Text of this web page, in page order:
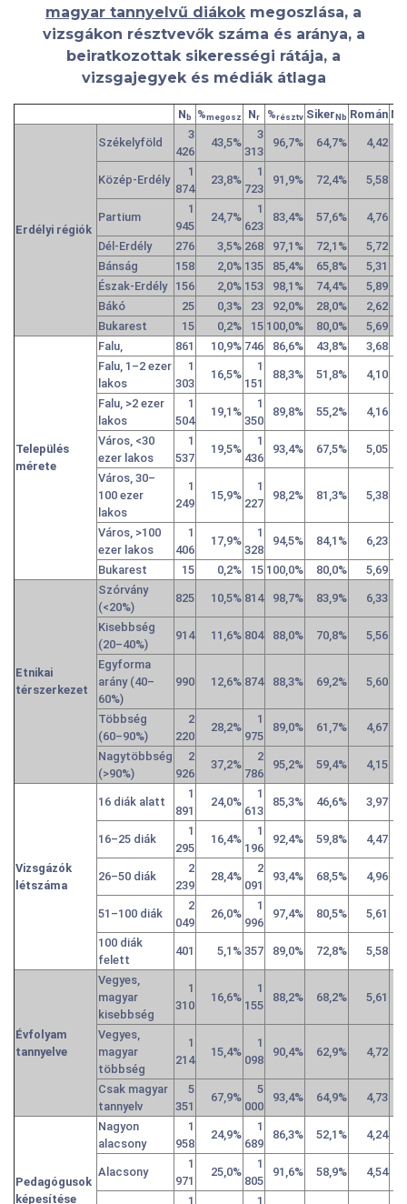
magyar tannyelvű diákok megoszlása, a
vizsgákon résztvevők száma és aránya, a
beiratkozottak sikerességi rátája, a
vizsgajegyek és médiák átlaga
Nb %megosz Nr %résztv SikerNb Román
Erdélyi régiók
Székelyföld
3
426
43,5%
3
313
96,7% 64,7% 4,42
Közép-Erdély
1
874
23,8%
1
723
91,9% 72,4% 5,58
Partium
1
945
24,7%
1
623
83,4% 57,6% 4,76
Dél-Erdély 276 3,5% 268 97,1% 72,1% 5,72
Bánság
158 2,0% 135 85,4% 65,8% 5,31
Észak-Erdély
156 2,0% 153 98,1% 74,4% 5,89
Bákó
25 0,3% 23 92,0% 28,0% 2,62
Bukarest
15 0,2% 15 100,0% 80,0% 5,69
Település
mérete
Falu, 861 10,9% 746 86,6% 43,8% 3,68
Falu, 1–2 ezer
lakos
1
303
16,5%
1
151
88,3% 51,8% 4,10
Falu, >2 ezer
lakos
1
504
19,1%
1
350
89,8% 55,2% 4,16
Város, <30
ezer lakos
1
537
19,5%
1
436
93,4% 67,5% 5,05
Város, 30–
100 ezer
lakos
1
249
15,9%
1
227
98,2% 81,3% 5,38
Város, >100
ezer lakos
1
406
17,9%
1
328
94,5% 84,1% 6,23
Bukarest 15 0,2% 15 100,0% 80,0% 5,69
Etnikai
térszerkezet
Szórvány
(<20%)
825 10,5% 814 98,7% 83,9% 6,33
Kisebbség
(20–40%)
914 11,6% 804 88,0% 70,8% 5,56
Egyforma
arány (40–
60%)
990 12,6% 874 88,3% 69,2% 5,60
Többség
(60–90%)
2
220
28,2%
1
975
89,0% 61,7% 4,67
Nagytöbbség
(>90%)
2
926
37,2%
2
786
95,2% 59,4% 4,15
Vizsgázók
létszáma
16 diák alatt
1
891
24,0%
1
613
85,3% 46,6% 3,97
16–25 diák
1
295
16,4%
1
196
92,4% 59,8% 4,47
26–50 diák
2
239
28,4%
2
091
93,4% 68,5% 4,96
51–100 diák
2
049
26,0%
1
996
97,4% 80,5% 5,61
100 diák
felett
401 5,1% 357 89,0% 72,8% 5,58
Évfolyam
tannyelve
Vegyes,
magyar
kisebbség
1
310
16,6%
1
155
88,2% 68,2% 5,61
Vegyes,
magyar
többség
1
214
15,4%
1
098
90,4% 62,9% 4,72
Csak magyar
tannyelv
5
351
67,9%
5
000
93,4% 64,9% 4,73
Pedagógusok
képesítése
Nagyon
alacsony
1
958
24,9%
1
689
86,3% 52,1% 4,24
Alacsony
1
971
25,0%
1
805
91,6% 58,9% 4,54
1 1